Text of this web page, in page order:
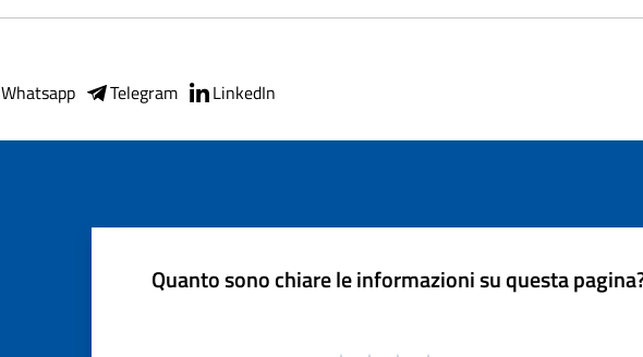
Whatsapp Telegram LinkedIn
Quanto sono chiare le informazioni su questa